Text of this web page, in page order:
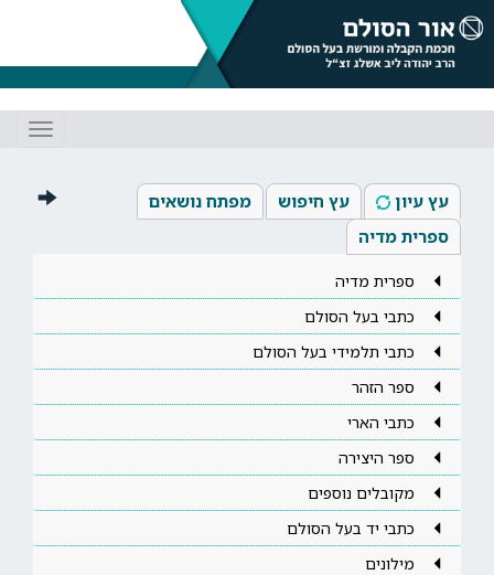
עץ עיון עץ חיפוש
מפתח נושאים
ספרית מדיה
ספרית מדיה
כתבי בעל הסולם
כתבי תלמידי בעל הסולם
ספר הזהר
כתבי הארי
ספר היצירה
מקובלים נוספים
כתבי יד בעל הסולם
מילונים